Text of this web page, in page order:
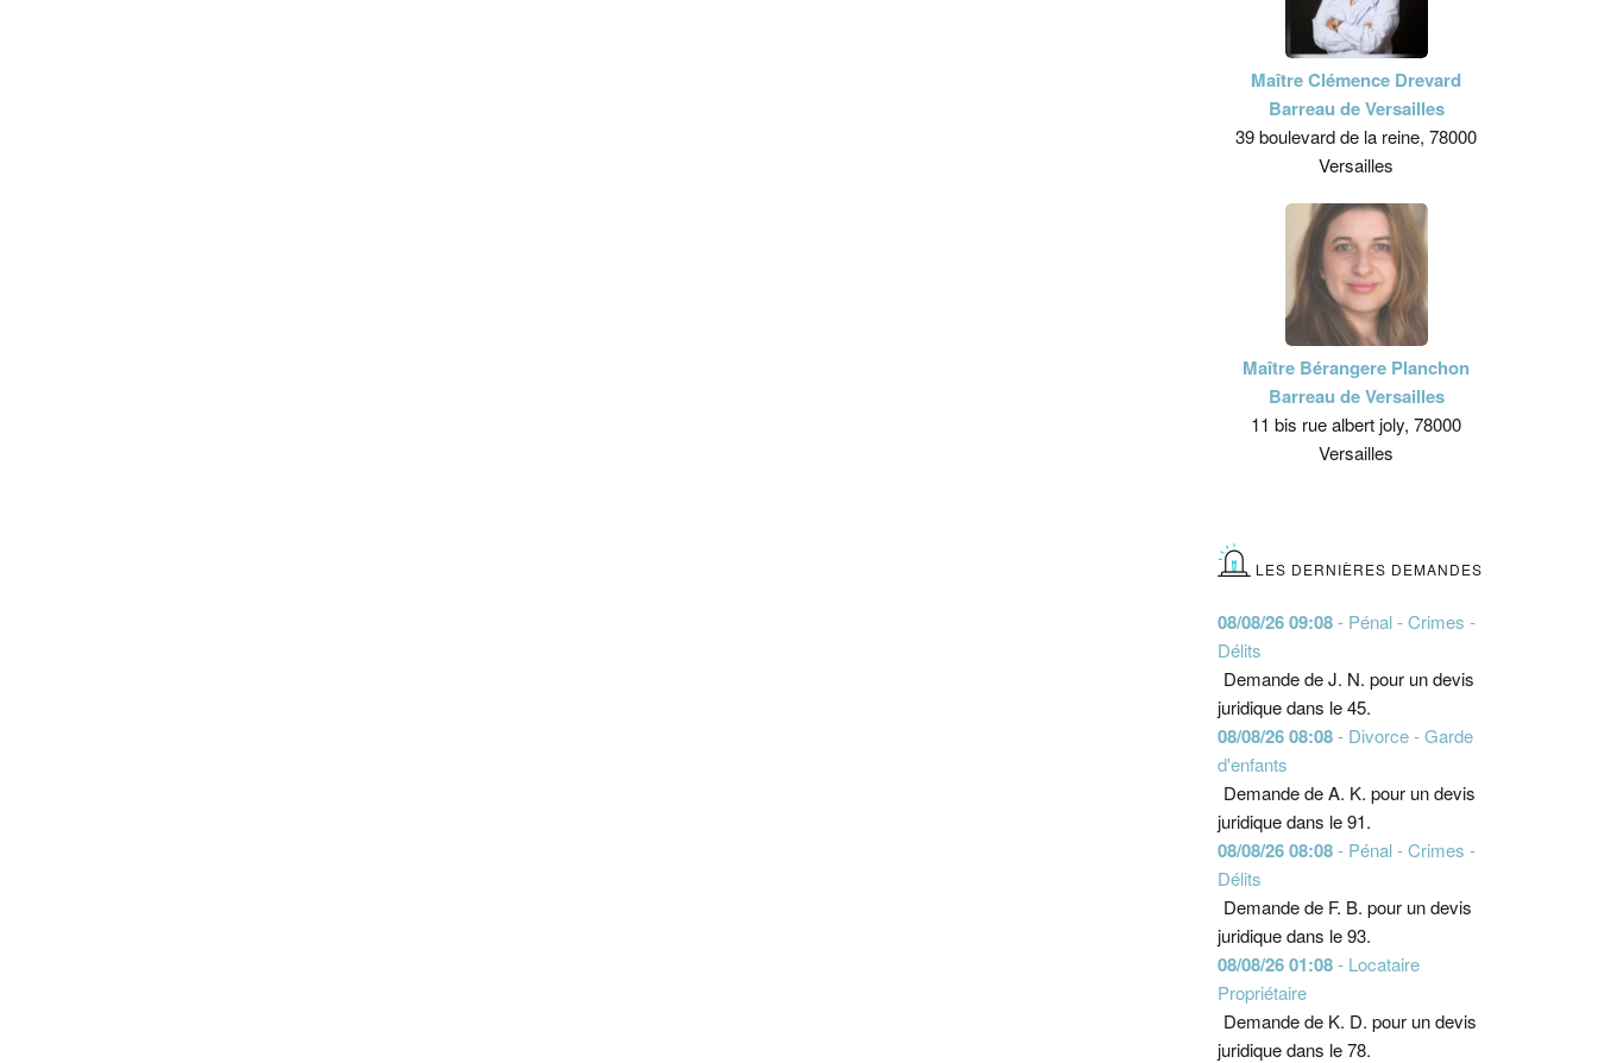
Maître Clémence Drevard
Barreau de Versailles
39 boulevard de la reine, 78000
Versailles
Maître Bérangere Planchon
Barreau de Versailles
11 bis rue albert joly, 78000
Versailles
LES DERNIÈRES DEMANDES
08/08/26 09:08- Pénal - Crimes -
Délits
Demande de J. N. pour un devis
juridique dans le 45.
08/08/26 08:08- Divorce - Garde
d'enfants
Demande de A. K. pour un devis
juridique dans le 91.
08/08/26 08:08- Pénal - Crimes -
Délits
Demande de F. B. pour un devis
juridique dans le 93.
08/08/26 01:08- Locataire
Propriétaire
Demande de K. D. pour un devis
juridique dans le 78.